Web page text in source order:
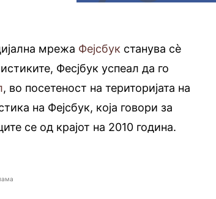
мрежа Фејсбук станува сè
Фесјбук успеал да го
, во посетеност на територијата на
на Фејсбук, која говори за
се од крајот на 2010 година.